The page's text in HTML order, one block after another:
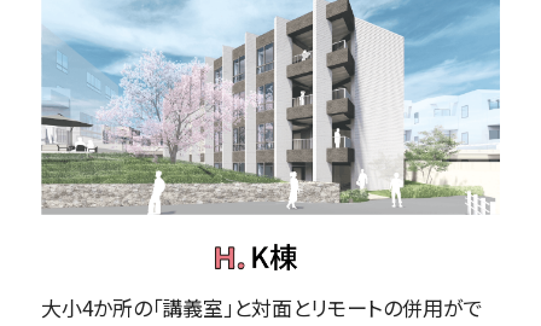
大小4か所の「講義室」と対面とリモートの併用がで